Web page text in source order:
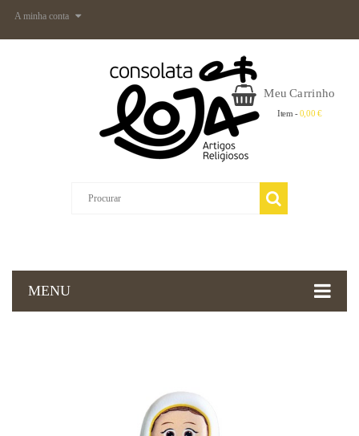
A minha conta
Meu Carrinho
Item - 0,00 €
MENU